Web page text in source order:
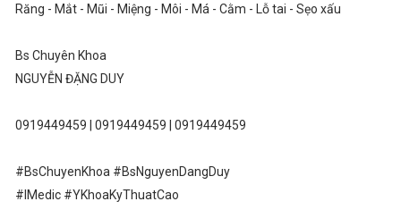
Răng - Mắt - Mũi - Miệng - Môi - Má - Cằm - Lỗ tai - Sẹo xấu
Bs Chuyên Khoa
NGUYỄN ĐẶNG DUY
0919449459 | 0919449459 | 0919449459
#BsChuyenKhoa #BsNguyenDangDuy
#IMedic #YKhoaKyThuatCao